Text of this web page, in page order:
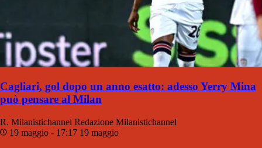
Cagliari, gol dopo un anno esatto: adesso Yerry Mina
può pensare al Milan
R. Milanistichannel Redazione Milanistichannel
19 maggio - 17:17 19 maggio